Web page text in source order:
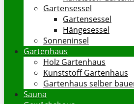
Gartensessel
Gartensessel
Hängesessel
Sonneninsel
Gartenhaus
Holz Gartenhaus
Kunststoff Gartenhaus
Gartenhaus selber
Sauna